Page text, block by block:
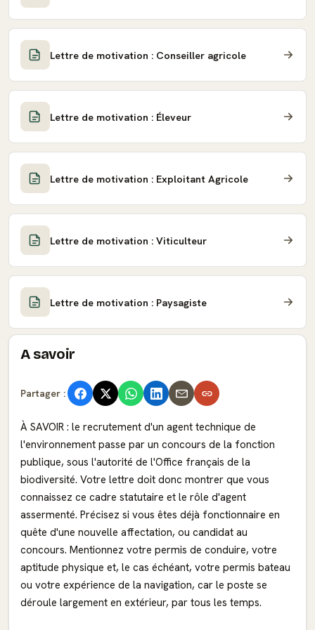
Lettre de motivation : Conseiller agricole
Lettre de motivation : Éleveur
Lettre de motivation : Exploitant Agricole
Lettre de motivation : Viticulteur
Lettre de motivation : Paysagiste
A savoir
Partager :
À SAVOIR : le recrutement d'un agent technique de
l'environnement passe par un concours de la fonction
publique, sous l'autorité de l'Office français de la
biodiversité. Votre lettre doit donc montrer que vous
connaissez ce cadre statutaire et le rôle d'agent
assermenté. Précisez si vous êtes déjà fonctionnaire en
quête d'une nouvelle affectation, ou candidat au
concours. Mentionnez votre permis de conduire, votre
aptitude physique et, le cas échéant, votre permis bateau
ou votre expérience de la navigation, car le poste se
déroule largement en extérieur, par tous les temps.